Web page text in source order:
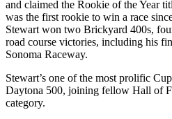
and claimed the Rookie of the Year
was the first rookie to win a race
Stewart won two Brickyard 400s,
road course victories, including his
Sonoma Raceway.
Stewart’s one of the most prolific
Daytona 500, joining fellow Hall of
category.